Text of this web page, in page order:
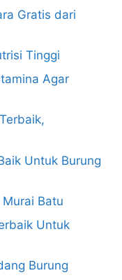
Gratis dari
Tinggi
Agar
Untuk Burung
Batu
Untuk
Burung